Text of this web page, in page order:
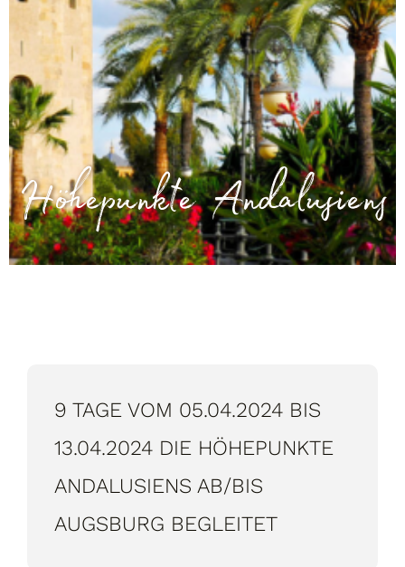
Höhepunkte Andalusiens
9 TAGE VOM 05.04.2024 BIS
13.04.2024 DIE HÖHEPUNKTE
ANDALUSIENS AB/BIS
AUGSBURG BEGLEITET